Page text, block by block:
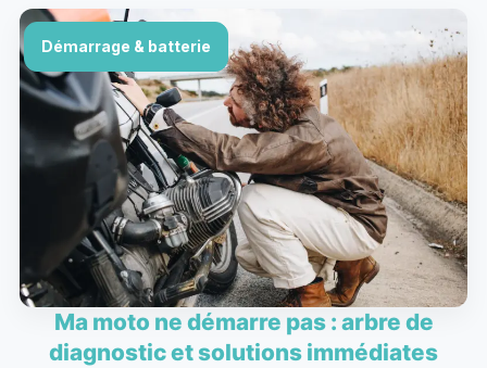
Démarrage & batterie
Ma moto ne démarre pas : arbre de
diagnostic et solutions immédiates